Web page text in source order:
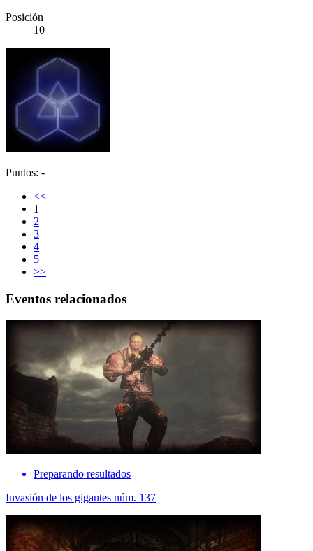
Posición
10
Puntos: -
<<
1
2
3
4
5
>>
Eventos relacionados
Preparando resultados
Invasión de los gigantes núm. 137